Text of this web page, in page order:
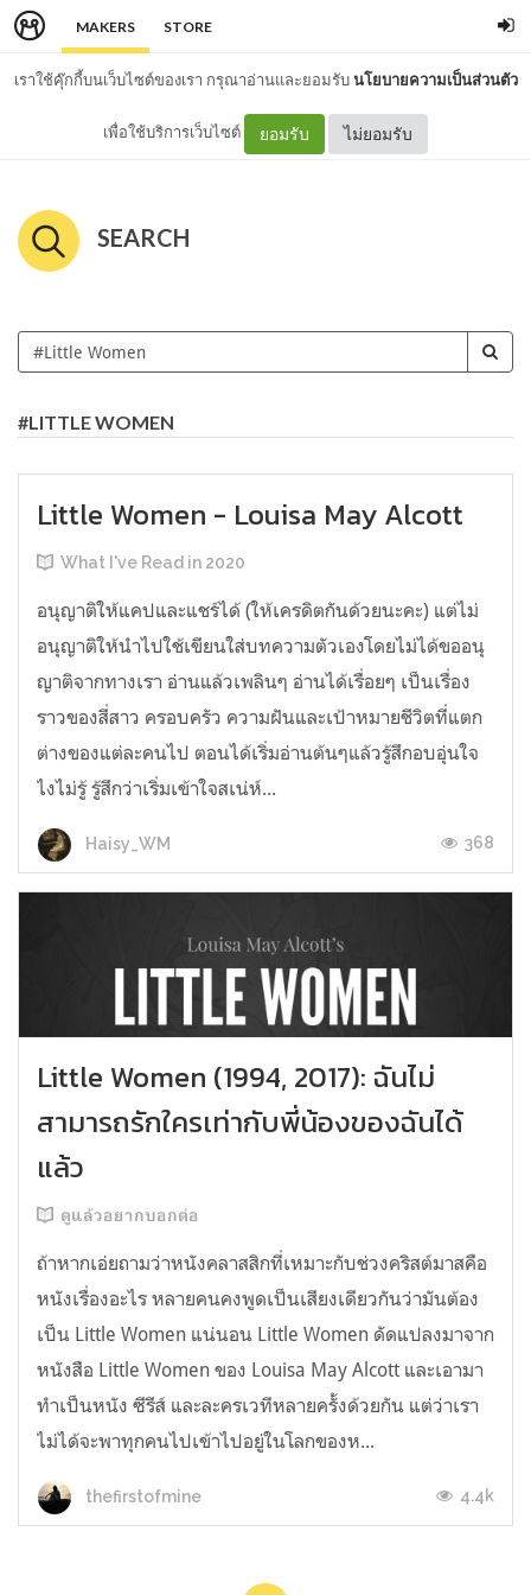
MAKERS STORE
เราใช้คุ๊กกี้บนเว็บไซต์ของเรา กรุณาอ่านและยอมรับนโยบายความเป็นส่วนตัว
เพื่อใช้บริการเว็บไซต์ ยอมรับ ไม่ยอมรับ
SEARCH
#LITTLE WOMEN
Little Women - Louisa May Alcott
What I've Read in 2020
อนุญาติให้แคปและแชร์ได้ (ให้เครดิตกันด้วยนะคะ) แต่ไม่
อนุญาติให้นำไปใช้เขียนใส่บทความตัวเองโดยไม่ได้ขออนุ
ญาติจากทางเรา อ่านแล้วเพลินๆ อ่านได้เรื่อยๆ เป็นเรื่อง
ราวของสี่สาว ครอบครัว ความฝันและเป้าหมายชีวิตที่แตก
ต่างของแต่ละคนไป ตอนได้เริ่มอ่านต้นๆแล้วรู้สึกอบอุ่นใจ
ไงไม่รู้ รู้สึกว่าเริ่มเข้าใจสเน่ห์...
Haisy_WM 368
Little Women (1994, 2017): ฉันไม่
สามารถรักใครเท่ากับพี่น้องของฉันได้
แล้ว
ดูแล้วอยากบอกต่อ
ถ้าหากเอ่ยถามว่าหนังคลาสสิกที่เหมาะกับช่วงคริสต์มาสคือ
หนังเรื่องอะไร หลายคนคงพูดเป็นเสียงเดียวกันว่ามันต้อง
เป็น Little Women แน่นอน Little Women ดัดแปลงมาจาก
หนังสือ Little Women ของ Louisa May Alcott และเอามา
ทำเป็นหนัง ซีรีส์ และละครเวทีหลายครั้งด้วยกัน แต่ว่าเรา
ไม่ได้จะพาทุกคนไปเข้าไปอยู่ในโลกของห...
thefirstofmine 4.4k